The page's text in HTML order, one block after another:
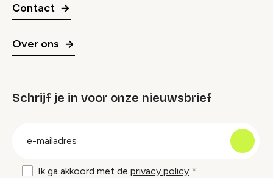
Contact
Over ons
Schrijf je in voor onze nieuwsbrief
Ik ga akkoord met de privacy policy